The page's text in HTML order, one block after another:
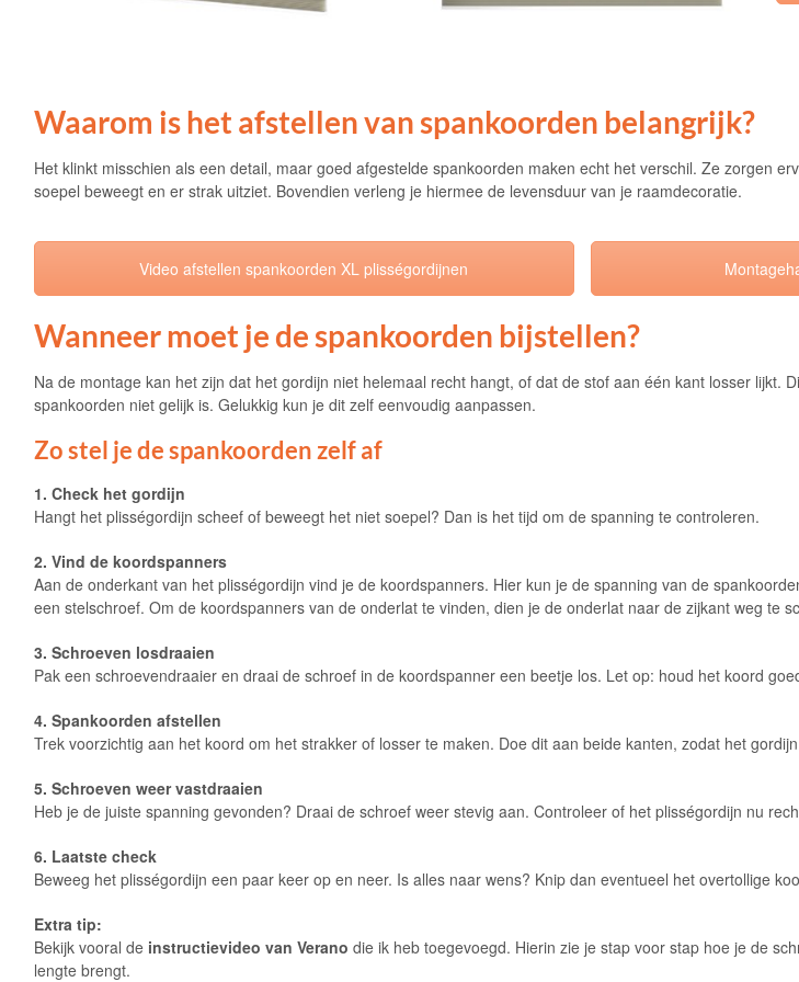
Waarom is het afstellen van spankoorden belangrijk?
Het klinkt misschien als een detail, maar goed afgestelde spankoorden maken echt het verschil. Ze zorgen
soepel beweegt en er strak uitziet. Bovendien verleng je hiermee de levensduur van je raamdecoratie.
Video afstellen spankoorden XL plisségordijnen
Wanneer moet je de spankoorden bijstellen?
Na de montage kan het zijn dat het gordijn niet helemaal recht hangt, of dat de stof aan één kant losser lijkt.
spankoorden niet gelijk is. Gelukkig kun je dit zelf eenvoudig aanpassen.
Zo stel je de spankoorden zelf af
1. Check het gordijn
Hangt het plisségordijn scheef of beweegt het niet soepel? Dan is het tijd om de spanning te controleren.
2. Vind de koordspanners
Aan de onderkant van het plisségordijn vind je de koordspanners. Hier kun je de spanning van de
een stelschroef. Om de koordspanners van de onderlat te vinden, dien je de onderlat naar de zijkant weg te
3. Schroeven losdraaien
Pak een schroevendraaier en draai de schroef in de koordspanner een beetje los. Let op: houd het koord
4. Spankoorden afstellen
Trek voorzichtig aan het koord om het strakker of losser te maken. Doe dit aan beide kanten, zodat het
5. Schroeven weer vastdraaien
Heb je de juiste spanning gevonden? Draai de schroef weer stevig aan. Controleer of het plisségordijn nu
6. Laatste check
Beweeg het plisségordijn een paar keer op en neer. Is alles naar wens? Knip dan eventueel het overtollige
Extra tip:
Bekijk vooral de instructievideo van Verano die ik heb toegevoegd. Hierin zie je stap voor stap hoe je de
lengte brengt.